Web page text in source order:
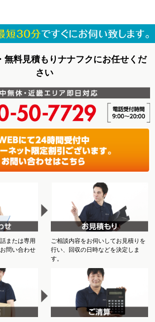
無料見積もりナナフクにお任せくだ
さい
または専用
問い合わせ
ご相談内容をお伺いしてお見積りを
行い、回収の日時などを決定しま
す。